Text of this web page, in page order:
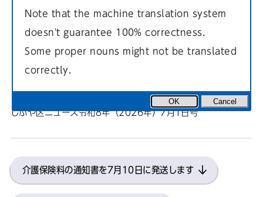
【福祉】あらゆる人が、自分ら
しく生きられる街へ。
しぶや区ニュース令和8年（2026年）7月1日号
介護保険料の通知書を7月10日に発送します
Note that the machine translation system
doesn't guarantee 100% correctness.
Some proper nouns might not be translated
correctly.
OK Cancel